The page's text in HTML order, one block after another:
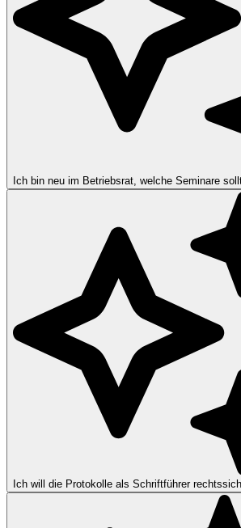
Ich bin neu im Betriebsrat, welche Seminare
Ich will die Protokolle als Schriftführer